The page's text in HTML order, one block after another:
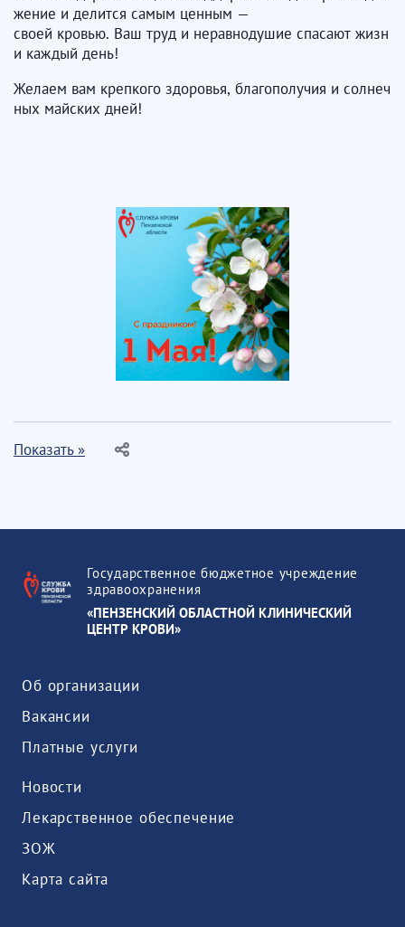
жение и делится самым ценным —
своей кровью. Ваш труд и неравнодушие спасают жизн
и каждый день!
Желаем вам крепкого здоровья, благополучия и солнеч
ных майских дней!
Показать »
Государственное бюджетное учреждение
здравоохранения
«ПЕНЗЕНСКИЙ ОБЛАСТНОЙ КЛИНИЧЕСКИЙ
ЦЕНТР КРОВИ»
Об организации
Вакансии
Платные услуги
Новости
Лекарственное обеспечение
ЗОЖ
Карта сайта